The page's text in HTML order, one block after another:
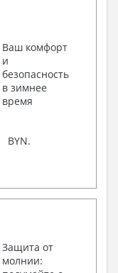
Ваш комфорт
и
безопасность
в зимнее
время
BYN.
Защита от
молнии: